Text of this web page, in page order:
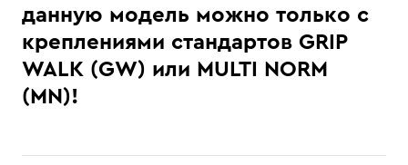
данную модель можно только с
креплениями стандартов GRIP
WALK (GW) или MULTI NORM
(MN)!